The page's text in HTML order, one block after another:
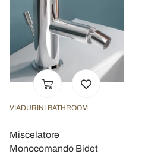
VIADURINI BATHROOM
Miscelatore
Monocomando Bidet